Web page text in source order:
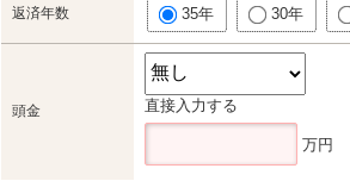
返済年数 35年 30年
頭金 直接入力する
万円